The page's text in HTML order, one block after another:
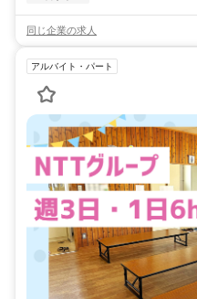
同じ企業の求人
アルバイト・パート